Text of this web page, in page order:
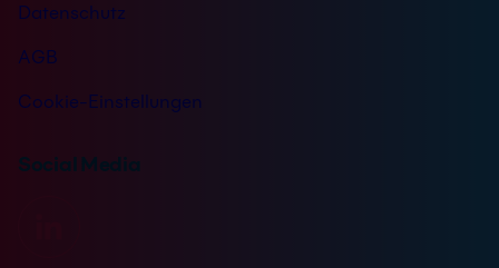
Datenschutz
AGB
Cookie-Einstellungen
Social Media